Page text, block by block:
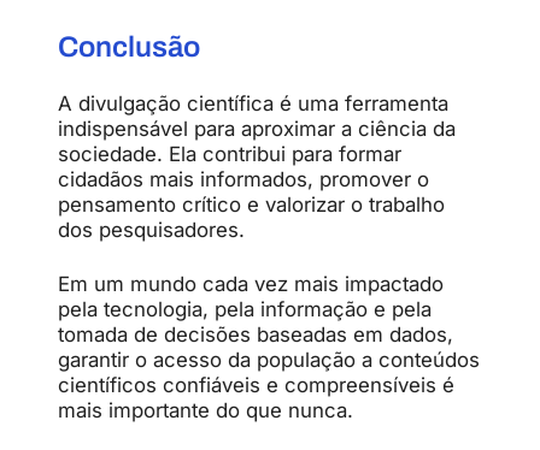
Conclusão
A divulgação científica é uma ferramenta
indispensável para aproximar a ciência da
sociedade. Ela contribui para formar
cidadãos mais informados, promover o
pensamento crítico e valorizar o trabalho
dos pesquisadores.
Em um mundo cada vez mais impactado
pela tecnologia, pela informação e pela
tomada de decisões baseadas em dados,
garantir o acesso da população a conteúdos
científicos confiáveis e compreensíveis é
mais importante do que nunca.